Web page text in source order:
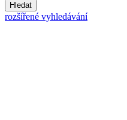
Hledat
rozšířené vyhledávání